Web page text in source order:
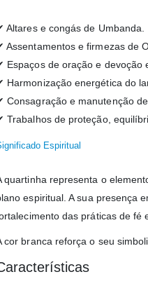
Altares e congás de Umbanda.
Assentamentos e firmezas de
Espaços de oração e devoção
Harmonização energética do
Consagração e manutenção
Trabalhos de proteção,
Espiritual
quartinha representa o
espiritual. A sua presença
das práticas de fé
cor branca reforça o seu